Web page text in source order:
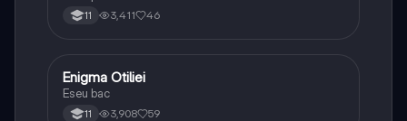
11 3,411 46
Limba și literatura română
Enigma Otiliei
Eseu bac
11 3,908 59